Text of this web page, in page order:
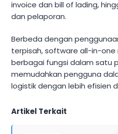
invoice dan bill of lading,
dan pelaporan.
Berbeda dengan
terpisah, software all-in-one
berbagai fungsi dalam satu
memudahkan pengguna
logistik dengan lebih efisien
Artikel Terkait